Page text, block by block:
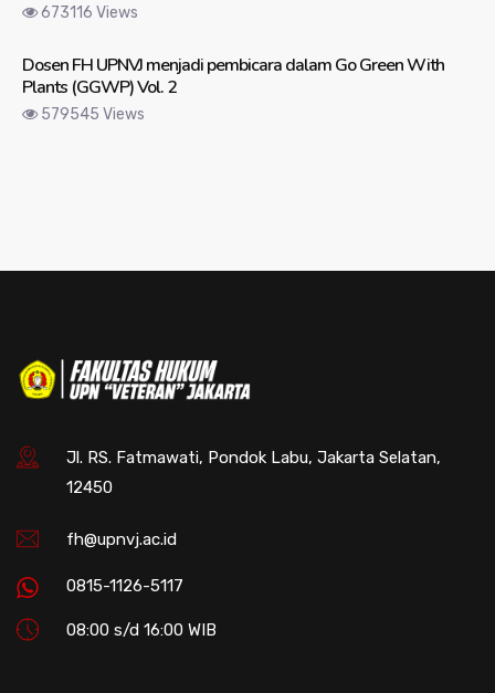
673116 Views
Dosen FH UPNVJ menjadi pembicara dalam Go Green With
Plants (GGWP) Vol. 2
579545 Views
Jl. RS. Fatmawati, Pondok Labu, Jakarta Selatan,
12450
fh@upnvj.ac.id
0815-1126-5117
08:00 s/d 16:00 WIB